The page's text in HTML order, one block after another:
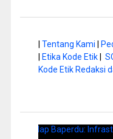
Tentang Kami
Etika Kode Etik|
Kode Etik Redaksi